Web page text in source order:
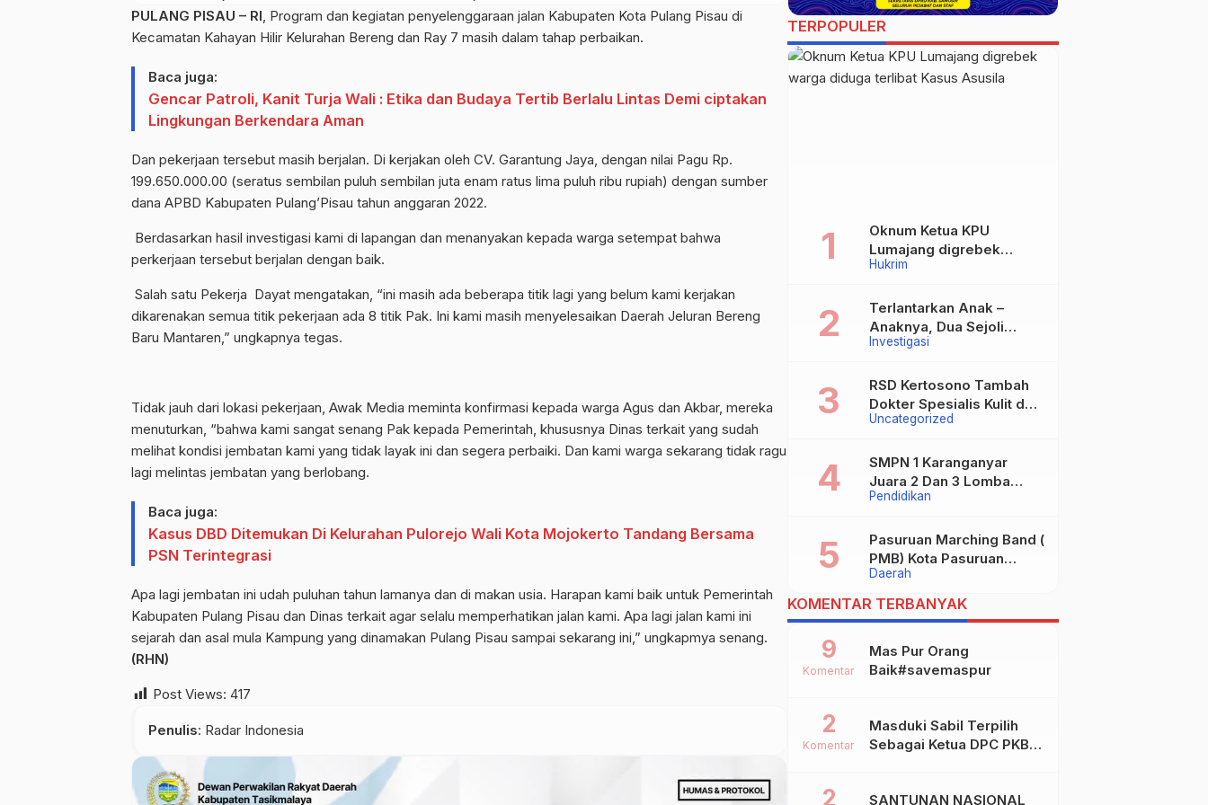
PULANG PISAU – RI, Program dan kegiatan penyelenggaraan jalan Kabupaten Kota Pulang Pisau di
Kecamatan Kahayan Hilir Kelurahan Bereng dan Ray 7 masih dalam tahap perbaikan.
Baca juga:
Gencar Patroli, Kanit Turja Wali : Etika dan Budaya Tertib Berlalu Lintas Demi ciptakan
Lingkungan Berkendara Aman
Dan pekerjaan tersebut masih berjalan. Di kerjakan oleh CV. Garantung Jaya, dengan nilai Pagu Rp.
199.650.000.00 (seratus sembilan puluh sembilan juta enam ratus lima puluh ribu rupiah) dengan sumber
dana APBD Kabupaten Pulang’Pisau tahun anggaran 2022.
Berdasarkan hasil investigasi kami di lapangan dan menanyakan kepada warga setempat bahwa
perkerjaan tersebut berjalan dengan baik.
Salah satu Pekerja Dayat mengatakan, “ini masih ada beberapa titik lagi yang belum kami kerjakan
dikarenakan semua titik pekerjaan ada 8 titik Pak. Ini kami masih menyelesaikan Daerah Jeluran Bereng
Baru Mantaren,” ungkapnya tegas.
Tidak jauh dari lokasi pekerjaan, Awak Media meminta konfirmasi kepada warga Agus dan Akbar, mereka
menuturkan, “bahwa kami sangat senang Pak kepada Pemerintah, khususnya Dinas terkait yang sudah
melihat kondisi jembatan kami yang tidak layak ini dan segera perbaiki. Dan kami warga sekarang tidak ragu
lagi melintas jembatan yang berlobang.
Baca juga:
Kasus DBD Ditemukan Di Kelurahan Pulorejo Wali Kota Mojokerto Tandang Bersama
PSN Terintegrasi
Apa lagi jembatan ini udah puluhan tahun lamanya dan di makan usia. Harapan kami baik untuk Pemerintah
Kabupaten Pulang Pisau dan Dinas terkait agar selalu memperhatikan jalan kami. Apa lagi jalan kami ini
sejarah dan asal mula Kampung yang dinamakan Pulang Pisau sampai sekarang ini,” ungkapmya senang.
(RHN)
Post Views: 417
Penulis: Radar Indonesia
TERPOPULER
Hukrim
Oknum Ketua KPU
Lumajang digrebek
warga diduga terlibat
Investigasi
Terlantarkan Anak –
Anaknya, Dua Sejoli
Tanpa Ikatan Pernikahan
Geger Madiun dan
Maospati Magetan Siap
digugat ?
Uncategorized
RSD Kertosono Tambah
Dokter Spesialis Kulit dan
Kelamin
Pendidikan
SMPN 1 Karanganyar
Juara 2 Dan 3 Lomba
Kaligrafi Tingkat
Daerah
Pasuruan Marching Band (
PMB) Kota Pasuruan
Akhirnya Raih Dua Gelar
Juara Dalam Kejurprov
Jatim 2024
KOMENTAR TERBANYAK
Mas Pur Orang
Baik#savemaspur
9
Komentar
Masduki Sabil Terpilih
Sebagai Ketua DPC PKB
2
Komentar
SANTUNAN NASIONAL
2